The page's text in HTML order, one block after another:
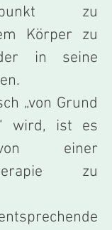
zu
Körper zu
in seine
„von Grund
wird, ist es
einer
zu